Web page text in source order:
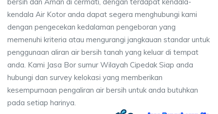
kendala Air Kotor anda dapat segera menghubungi kami
dengan pengecekan kedalaman pengeboran yang
memenuhi kriteria atau mengurangi jangkauan standar untuk
penggunaan aliran air bersih tanah yang keluar di tempat
anda. Kami Jasa Bor sumur Wilayah Cipedak Siap anda
hubungi dan survey kelokasi yang memberikan
kesempurnaan pengaliran air bersih untuk anda butuhkan
pada setiap harinya.